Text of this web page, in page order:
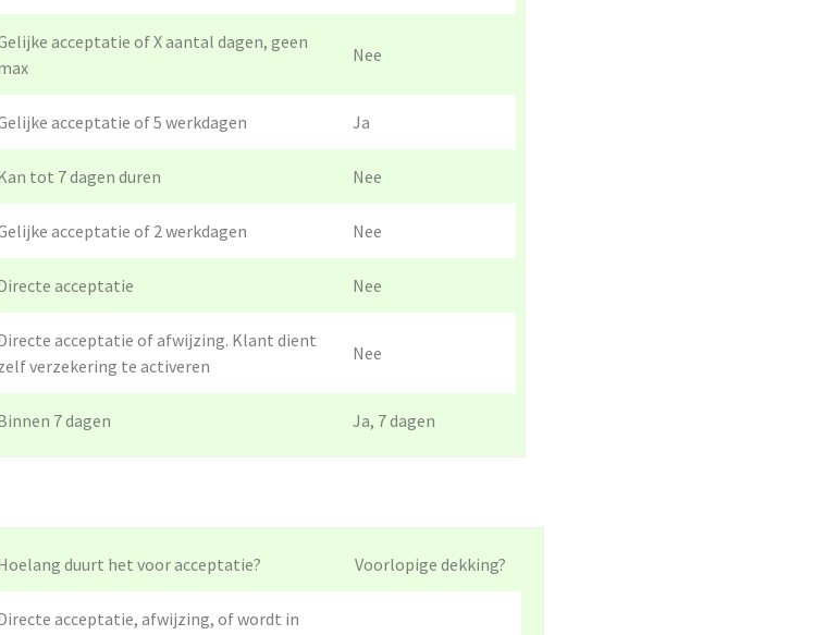
acceptatie of X aantal dagen, geen
Nee
acceptatie of 5 werkdagen Ja
tot 7 dagen duren Nee
acceptatie of 2 werkdagen Nee
acceptatie Nee
acceptatie of afwijzing. Klant dient
verzekering te activeren
Nee
7 dagen Ja, 7 dagen
duurt het voor acceptatie? Voorlopige dekking?
acceptatie, afwijzing, of wordt in